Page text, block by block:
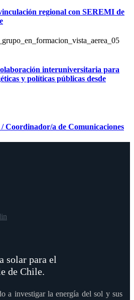
regional con SEREMI de
interuniversitaria para
y políticas públicas desde
Coordinador/a de Comunicaciones
solar para el
de Chile.
a investigar la energía del sol y sus